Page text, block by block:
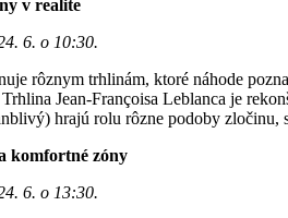
v realite
6. o 10:30.
rôznym trhlinám, ktoré náhode
Jean-Françoisa Leblanca je
hrajú rolu rôzne podoby zločinu,
zóny
6. o 13:30.